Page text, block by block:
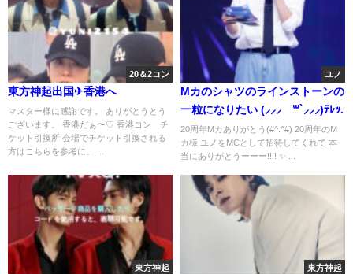
20＆2コン
東方神起出国✈香港へ
マスター様に感謝です。 ありがとうとう
ございます。 香港だぁ〜♡ 香港コン チ
ケット引換所 会場でチケット引換される
方はこちらを参考に。 ...
ユノ
Mカのシャツのラインストーンの
一粒になりたい (⸝⸝⸝´꒳`⸝⸝⸝)ﾃﾚｯ.
20周年Mカありがとう(#^.^#) 20周年のM
カ様 ユノをMCとして招待してくれて 本
当にありがとうーーー!!!! ✨ ...
東方神起 東方神起